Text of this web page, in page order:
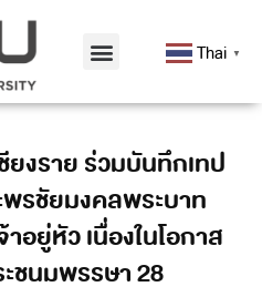
Thai ▼
งราย ร่วมบันทึกเทป
รชัยมงคลพระบาท
อยู่หัว เนื่องในโอกาส
ชนมพรรษา 28